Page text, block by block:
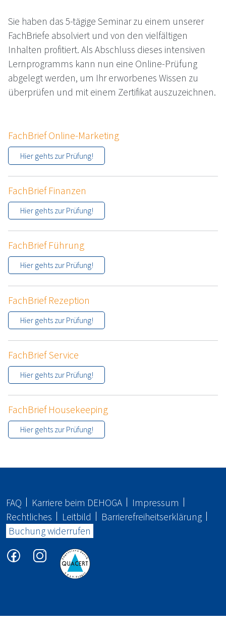
Sie haben das 5-tägige Seminar zu einem unserer
FachBriefe absolviert und von den vielfältigen
Inhalten profitiert. Als Abschluss dieses intensiven
Lernprogramms kann nun eine Online-Prüfung
abgelegt werden, um Ihr erworbenes Wissen zu
überprüfen und mit einem Zertifikat auszuzeichnen.
FachBrief Online-Marketing
Hier gehts zur Prüfung!
FachBrief Finanzen
Hier gehts zur Prüfung!
FachBrief Führung
Hier gehts zur Prüfung!
FachBrief Rezeption
Hier gehts zur Prüfung!
FachBrief Service
Hier gehts zur Prüfung!
FachBrief Housekeeping
Hier gehts zur Prüfung!
FAQ Karriere beim DEHOGA
Impressum
Rechtliches
Leitbild
Barrierefreiheitserklärung
Buchung widerrufen